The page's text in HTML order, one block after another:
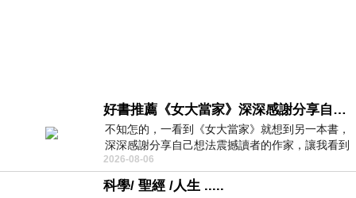
好書推薦《女大當家》深深感謝分享自己想法震撼讀者的作家，讓我看到不同樣貌的家庭！
不知怎的，一看到《女大當家》就想到另一本書，
深深感謝分享自己想法震撼讀者的作家，讓我看到
不同樣貌的家庭！ 《女大
2026-08-06
科學/ 聖經 /人生 .....